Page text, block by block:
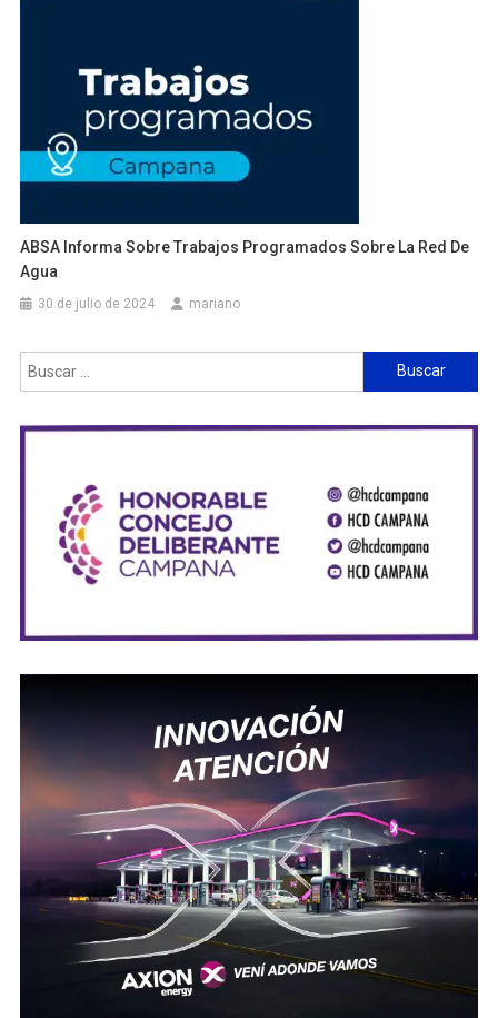
ABSA Informa Sobre Trabajos Programados Sobre La Red De
Agua
30 de julio de 2024 mariano
Buscar: